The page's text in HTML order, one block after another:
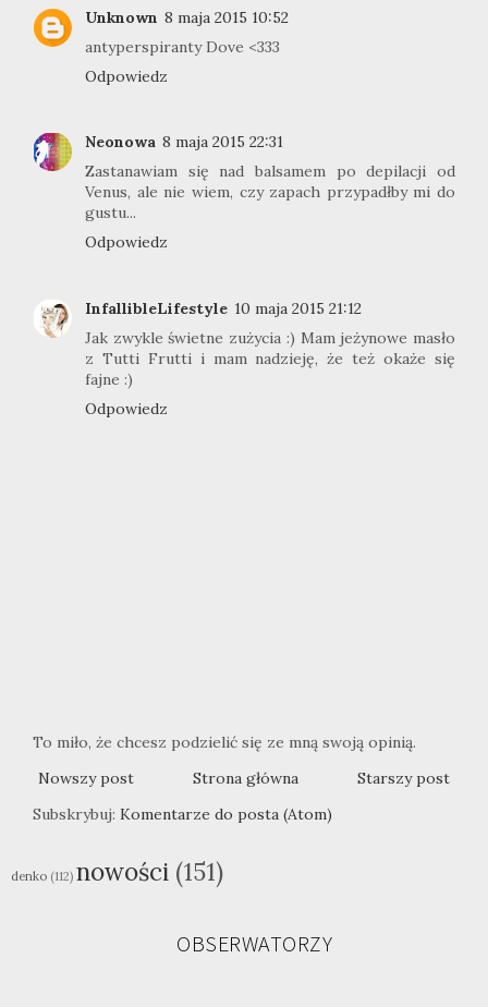
Unknown 8 maja 2015 10:52
antyperspiranty Dove <333
Odpowiedz
Neonowa 8 maja 2015 22:31
Zastanawiam się nad balsamem po depilacji od
Venus, ale nie wiem, czy zapach przypadłby mi do
gustu...
Odpowiedz
InfallibleLifestyle 10 maja 2015 21:12
Jak zwykle świetne zużycia :) Mam jeżynowe masło
z Tutti Frutti i mam nadzieję, że też okaże się
fajne :)
Odpowiedz
To miło, że chcesz podzielić się ze mną swoją opinią.
Nowszy post
Starszy post
Strona główna
Subskrybuj: Komentarze do posta (Atom)
denko (112) nowości (151)
OBSERWATORZY